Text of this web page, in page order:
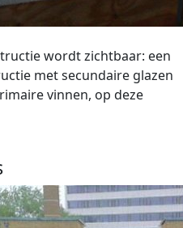
wordt zichtbaar: een
met secundaire glazen
vinnen, op deze